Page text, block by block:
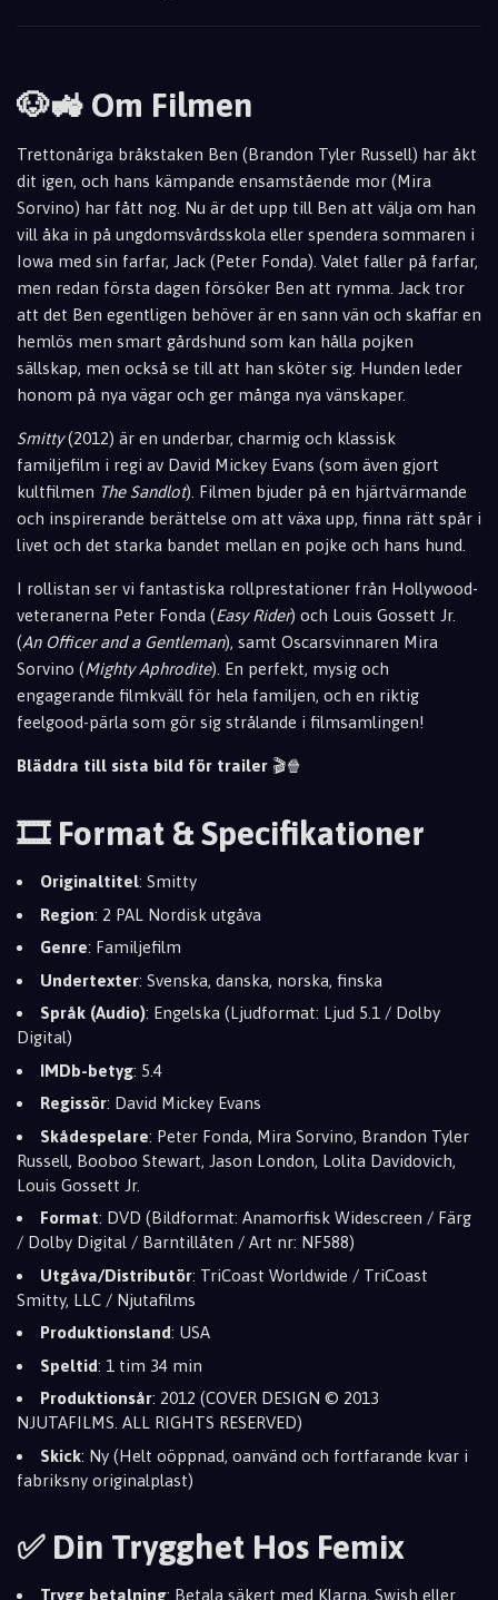
🐶🚜 Om Filmen
Trettonåriga bråkstaken Ben (Brandon Tyler Russell) har åkt
dit igen, och hans kämpande ensamstående mor (Mira
Sorvino) har fått nog. Nu är det upp till Ben att välja om han
vill åka in på ungdomsvårdsskola eller spendera sommaren i
Iowa med sin farfar, Jack (Peter Fonda). Valet faller på farfar,
men redan första dagen försöker Ben att rymma. Jack tror
att det Ben egentligen behöver är en sann vän och skaffar en
hemlös men smart gårdshund som kan hålla pojken
sällskap, men också se till att han sköter sig. Hunden leder
honom på nya vägar och ger många nya vänskaper.
Smitty(2012) är en underbar, charmig och klassisk
familjefilm i regi av David Mickey Evans (som även gjort
kultfilmen The Sandlot). Filmen bjuder på en hjärtvärmande
och inspirerande berättelse om att växa upp, finna rätt spår i
livet och det starka bandet mellan en pojke och hans hund.
I rollistan ser vi fantastiska rollprestationer från Hollywood-
veteranerna Peter Fonda (Easy Rider) och Louis Gossett Jr.
(An Officer and a Gentleman), samt Oscarsvinnaren Mira
Sorvino (Mighty Aphrodite). En perfekt, mysig och
engagerande filmkväll för hela familjen, och en riktig
feelgood-pärla som gör sig strålande i filmsamlingen!
Bläddra till sista bild för trailer 🎬🍿
🎞️ Format & Specifikationer
Originaltitel: Smitty
Region: 2 PAL Nordisk utgåva
Genre: Familjefilm
Undertexter: Svenska, danska, norska, finska
Språk (Audio): Engelska (Ljudformat: Ljud 5.1 / Dolby
Digital)
IMDb-betyg: 5.4
Regissör: David Mickey Evans
Skådespelare: Peter Fonda, Mira Sorvino, Brandon Tyler
Russell, Booboo Stewart, Jason London, Lolita Davidovich,
Louis Gossett Jr.
Format: DVD (Bildformat: Anamorfisk Widescreen / Färg
/ Dolby Digital / Barntillåten / Art nr: NF588)
Utgåva/Distributör: TriCoast Worldwide / TriCoast
Smitty, LLC / Njutafilms
Produktionsland: USA
Speltid: 1 tim 34 min
Produktionsår: 2012 (COVER DESIGN © 2013
NJUTAFILMS. ALL RIGHTS RESERVED)
Skick: Ny (Helt oöppnad, oanvänd och fortfarande kvar i
fabriksny originalplast)
✅ Din Trygghet Hos Femix
Trygg betalning: Betala säkert med Klarna, Swish eller